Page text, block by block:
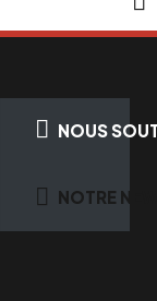
NOUS
NOTRE